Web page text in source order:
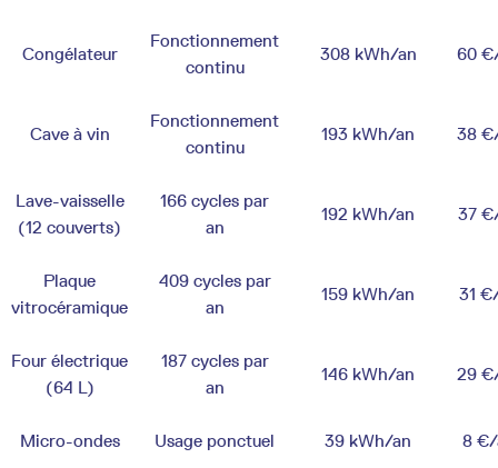
Congélateur
Fonctionnement
continu
308 kWh/an 60
Cave à vin
Fonctionnement
continu
193 kWh/an 38
Lave-vaisselle
(12 couverts)
166 cycles par
an
192 kWh/an 37
Plaque
vitrocéramique
409 cycles par
an
159 kWh/an 31
Four électrique
(64 L)
187 cycles par
an
146 kWh/an 29
Micro-ondes Usage ponctuel 39 kWh/an 8 €/